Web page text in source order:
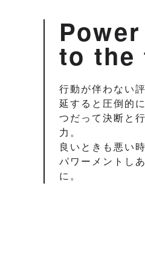
Power
to the
行動が伴わない
延すると圧倒的
つだって決断と
力。
良いときも悪い
パワーメントし
に。